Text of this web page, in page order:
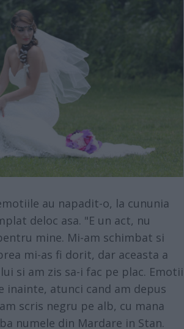
au napadit-o, la cununia
deloc asa. "E un act, nu
mine. Mi-am schimbat si
mi-as fi dorit, dar aceasta a
si am zis sa-i fac pe plac. Emotii
inainte, atunci cand am depus
scris negru pe alb, cu mana
numele din Mardare in Stan.